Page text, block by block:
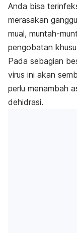
Anda bisa
merasakan
mual, muntah-
pengobatan
Pada sebagian
virus ini akan
perlu menambah
dehidrasi.